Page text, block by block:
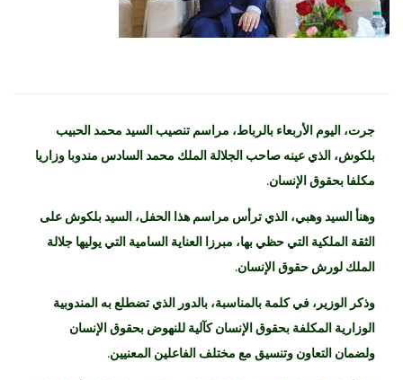
جرت، اليوم الأربعاء بالرباط، مراسم تنصيب السيد محمد الحبيب
بلكوش، الذي عينه صاحب الجلالة الملك محمد السادس مندوبا وزاريا
مكلفا بحقوق الإنسان.
وهنأ السيد وهبي، الذي ترأس مراسم هذا الحفل، السيد بلكوش على
الثقة الملكية التي حظي بها، مبرزا العناية السامية التي يوليها جلالة
الملك لورش حقوق الإنسان.
وذكر الوزير، في كلمة بالمناسبة، بالدور الذي تضطلع به المندوبية
الوزارية المكلفة بحقوق الإنسان كآلية للنهوض بحقوق الإنسان
ولضمان التعاون وتنسيق مع مختلف الفاعلين المعنيين.